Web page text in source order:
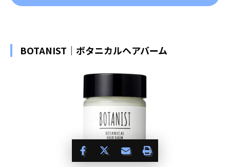
BOTANIST｜ボタニカルヘアバーム